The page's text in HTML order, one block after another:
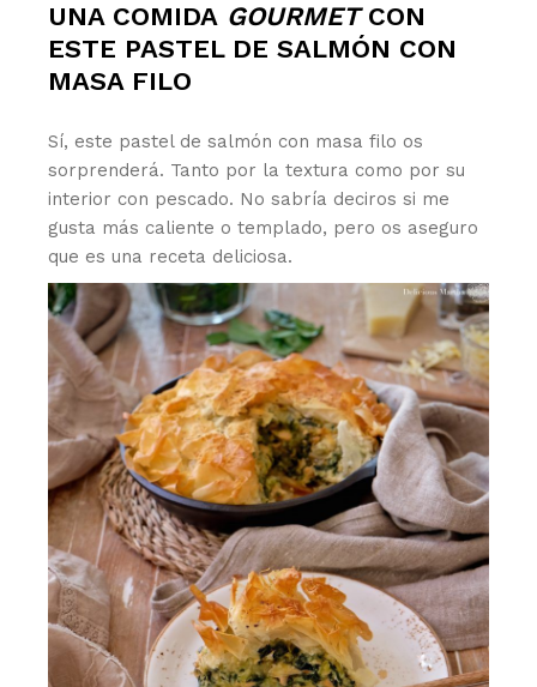
UNA COMIDA GOURMETCON
ESTE PASTEL DE SALMÓN CON
MASA FILO
Sí, este pastel de salmón con masa filo os
sorprenderá. Tanto por la textura como por su
interior con pescado. No sabría deciros si me
gusta más caliente o templado, pero os aseguro
que es una receta deliciosa.